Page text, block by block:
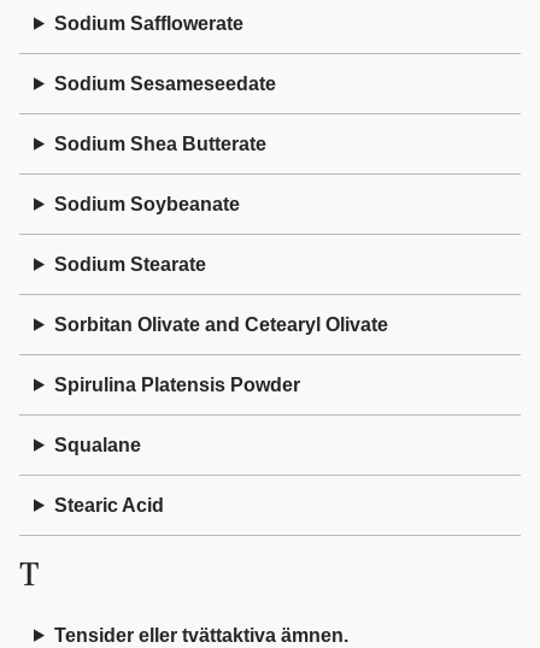
Sodium Safflowerate
Sodium Sesameseedate
Sodium Shea Butterate
Sodium Soybeanate
Sodium Stearate
Sorbitan Olivate and Cetearyl Olivate
Spirulina Platensis Powder
Squalane
Stearic Acid
T
Tensider eller tvättaktiva ämnen.